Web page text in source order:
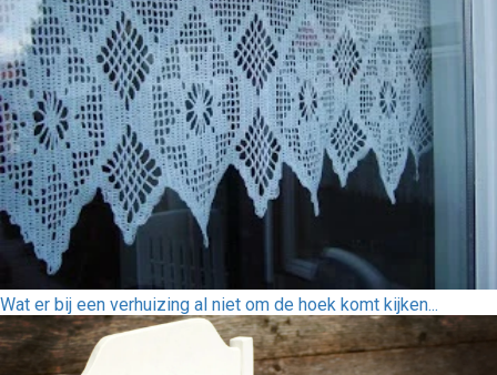
Wat er bij een verhuizing al niet om de hoek komt kijken...